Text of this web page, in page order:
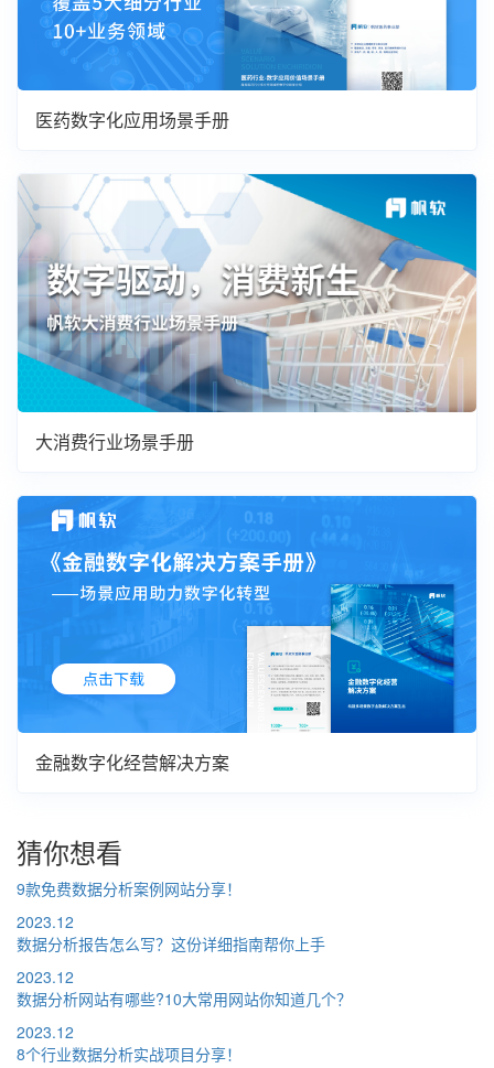
医药数字化应用场景手册
大消费行业场景手册
金融数字化经营解决方案
猜你想看
9款免费数据分析案例网站分享！
2023.12
数据分析报告怎么写？这份详细指南帮你上手
2023.12
数据分析网站有哪些?10大常用网站你知道几个？
2023.12
8个行业数据分析实战项目分享！